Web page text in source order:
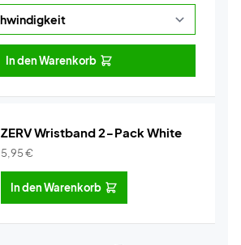
In den Warenkorb
ZERV Wristband 2-Pack White
5,95€
In den Warenkorb